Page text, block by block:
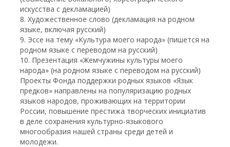
искусства с декламацией)
8. Художественное слово (декламация на родном
языке, включая русский)
9. Эссе на тему «Культура моего народа» (пишется на
родном языке с переводом на русский)
10. Презентация «Жемчужины культуры моего
народа» (на родном языке с переводом на русский)
Проекты Фонда поддержки родных языков «Язык
предков» направлены на популяризацию родных
языков народов, проживающих на территории
России, повышение престижа творческих инициатив
в деле сохранения культурно-языкового
многообразия нашей страны среди детей и
молодежи.